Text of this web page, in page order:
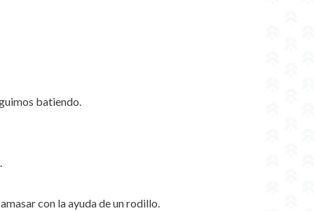
batiendo.
con la ayuda de un rodillo.